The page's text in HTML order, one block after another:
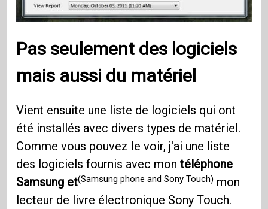
Pas seulement des logiciels
mais aussi du matériel
Vient ensuite une liste de logiciels qui ont
été installés avec divers types de matériel.
Comme vous pouvez le voir, j'ai une liste
des logiciels fournis avec montéléphone
Samsung et(Samsung phone and Sony Touch) mon
lecteur de livre électronique Sony Touch.